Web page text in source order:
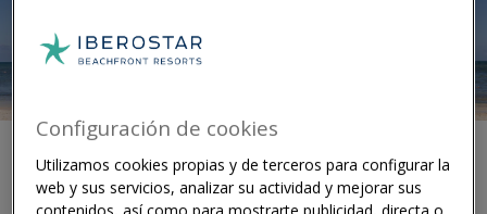
Configuración de cookies
Utilizamos cookies propias y de terceros para configurar la
web y sus servicios, analizar su actividad y mejorar sus